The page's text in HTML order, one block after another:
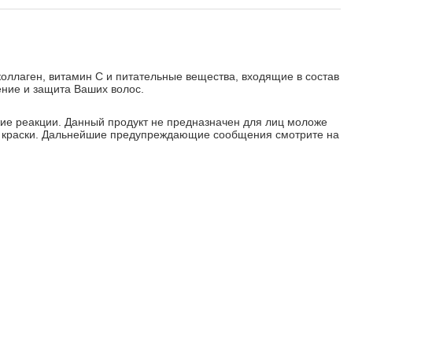
витамин С и питательные вещества, входящие в состав
и защита Ваших волос.
реакции. Данный продукт не предназначен для лиц моложе
Дальнейшие предупреждающие сообщения смотрите на